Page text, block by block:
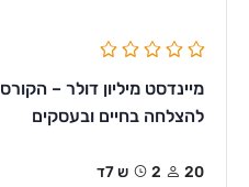
מיינדסט מיליון דולר –
להצלחה בחיים ובעסקים
20 2ש 7ד